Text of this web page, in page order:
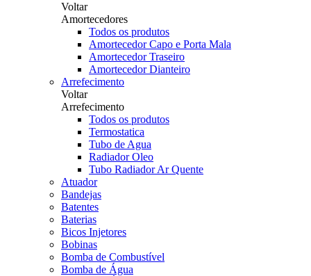
Voltar
Amortecedores
Todos os produtos
Amortecedor Capo e Porta Mala
Amortecedor Traseiro
Amortecedor Dianteiro
Arrefecimento
Voltar
Arrefecimento
Todos os produtos
Termostatica
Tubo de Agua
Radiador Oleo
Tubo Radiador Ar Quente
Atuador
Bandejas
Batentes
Baterias
Bicos Injetores
Bobinas
Bomba de Combustível
Bomba de Água